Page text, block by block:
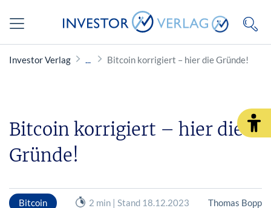
Investor Verlag Bitcoin korrigiert – hier die Gründe!
Bitcoin korrigiert – hier die
Gründe!
Bitcoin 2 min | Stand 18.12.2023 Thomas Bopp